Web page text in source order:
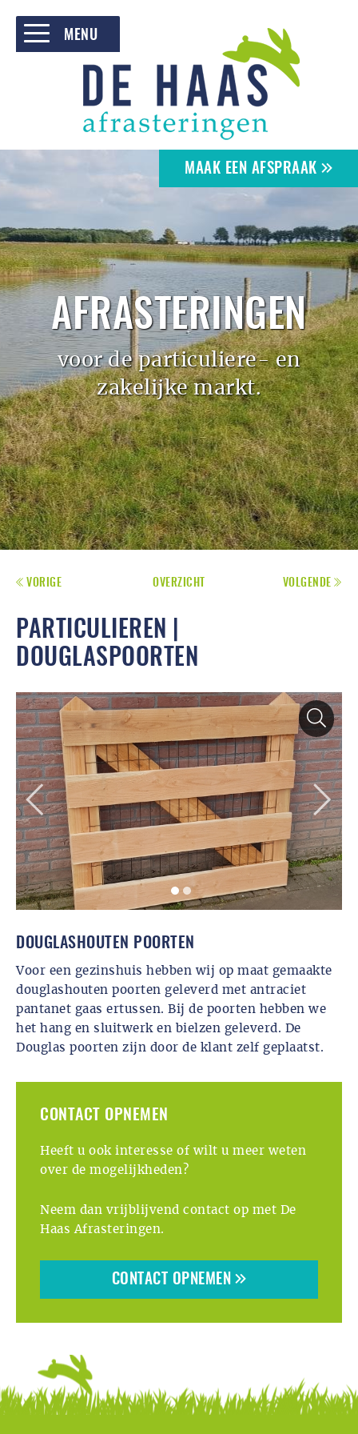
MENU
PARTICULIEREN
ZAKELIJK
OVER DE HAAS
CONTACT
MAAK EEN AFSPRAAK
AFRASTERINGEN
voor de particuliere- en
zakelijke markt.
VORIGE OVERZICHT VOLGENDE
PARTICULIEREN |
DOUGLASPOORTEN
DOUGLASHOUTEN POORTEN
Voor een gezinshuis hebben wij op maat gemaakte
douglashouten poorten geleverd met antraciet
pantanet gaas ertussen. Bij de poorten hebben we
het hang en sluitwerk en bielzen geleverd. De
Douglas poorten zijn door de klant zelf geplaatst.
CONTACT OPNEMEN
Heeft u ook interesse of wilt u meer weten
over de mogelijkheden?
Neem dan vrijblijvend contact op met De
Haas Afrasteringen.
CONTACT OPNEMEN